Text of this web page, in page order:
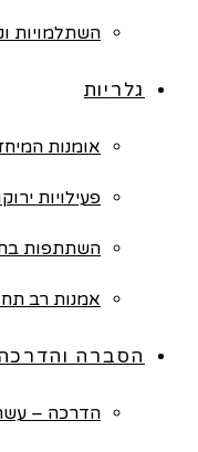
השתלמויות
גלריות
אומנות
פעילויות
השתתפות
אמנות רב
הסברה
הדרכה –